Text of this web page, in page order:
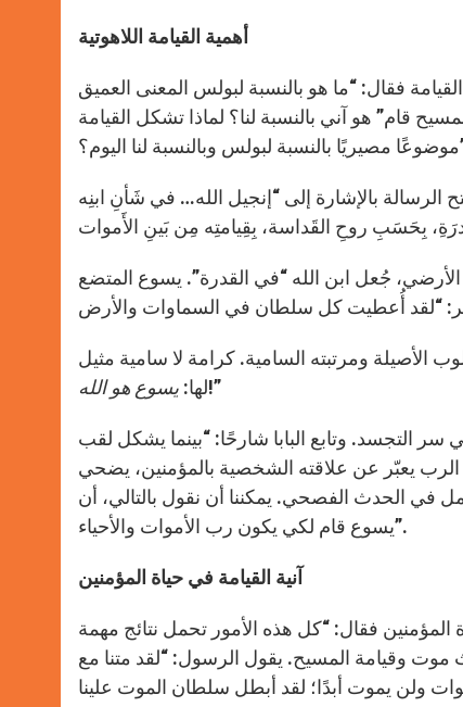
أهمية القيامة اللاهوتية
فقال: “ما هو بالنسبة لبولس المعنى العميق
بعد 2000 سنة؟ هل إعلان “المسيح قام” هو آني بالنسبة لنا؟ لماذا تشكل القيامة
لنا اليوم؟”
بالإشارة إلى “إنجيل الله… في شَأنِ ابنِه
جُعل ابن الله “في القدرة”. يسوع المتضع
الأصيلة ومرتبته السامية. كرامة لا سامية مثيل
لها: يسوع هو الله !”
التجسد. وتابع البابا شارحًا: “بينما يشكل لقب
يعبّر عن علاقته الشخصية بالمؤمنين، يضحي
في الحدث الفصحي. يمكننا أن نقول بالتالي، أن
يسوع قام لكي يكون رب الأموات والأحياء”.
آنية القيامة في حياة المؤمنين
فقال: “كل هذه الأمور تحمل نتائج مهمة
وقيامة المسيح. يقول الرسول: “لقد متنا مع